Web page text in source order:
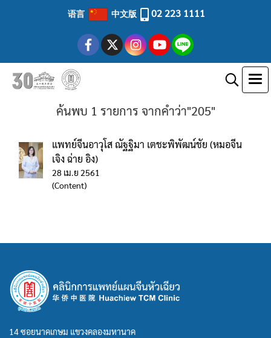
语言 中文版 02 223 1111
ค้นพบ 1 รายการ จากคำว่า"205"
แพทย์จีนอาวุโส ณัฐฐิมา เตชะพิพัฒน์ชัย (หมอจีน
เจิง ฉ่าย อิง)
28 เม.ย 2561
(Content)
14 ซอยนาคเกษม แขวงคลองมหานาค